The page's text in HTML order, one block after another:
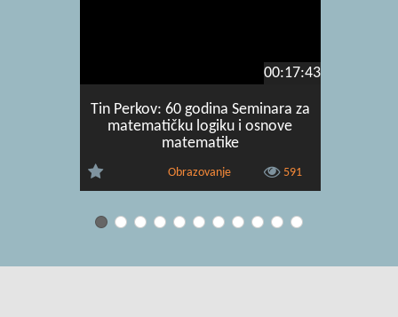
00:17:43
Tin Perkov: 60 godina Seminara za
matematičku logiku i osnove
matematike
Obrazovanje 591